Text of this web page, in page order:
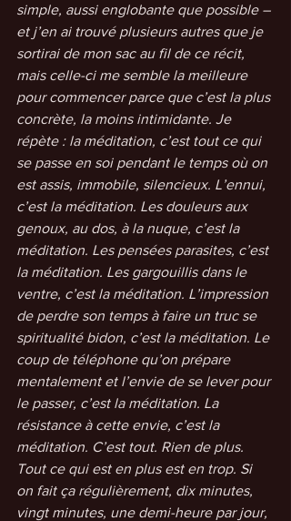
simple, aussi englobante que possible –
et j’en ai trouvé plusieurs autres que je
sortirai de mon sac au fil de ce récit,
mais celle-ci me semble la meilleure
pour commencer parce que c’est la plus
concrète, la moins intimidante. Je
répète : la méditation, c’est tout ce qui
se passe en soi pendant le temps où on
est assis, immobile, silencieux. L’ennui,
c’est la méditation. Les douleurs aux
genoux, au dos, à la nuque, c’est la
méditation. Les pensées parasites, c’est
la méditation. Les gargouillis dans le
ventre, c’est la méditation. L’impression
de perdre son temps à faire un truc se
spiritualité bidon, c’est la méditation. Le
coup de téléphone qu’on prépare
mentalement et l’envie de se lever pour
le passer, c’est la méditation. La
résistance à cette envie, c’est la
méditation. C’est tout. Rien de plus.
Tout ce qui est en plus est en trop. Si
on fait ça régulièrement, dix minutes,
vingt minutes, une demi-heure par jour,